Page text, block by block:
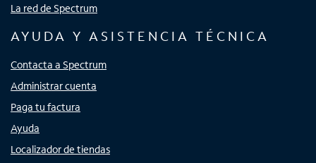
La red de Spectrum
AYUDA Y ASISTENCIA TÉCNICA
Contacta a Spectrum
Administrar cuenta
Paga tu factura
Ayuda
Localizador de tiendas